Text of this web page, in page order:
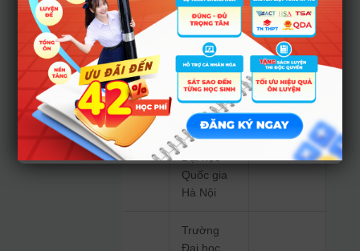
HSA:
STT
Tên
trường
Mã
trường
Trường
Đại học Y
Dược –
Quốc gia
Hà Nội
Trường
Đại học